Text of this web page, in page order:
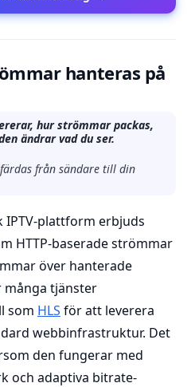
hanteras på
hur strömmar packas,
ändrar vad du ser.
från sändare till din
IPTV-plattform erbjuds
HTTP-baserade strömmar
över hanterade
många tjänster
som HLS för att leverera
webbinfrastruktur. Det
den fungerar med
och adaptiva bitrate-